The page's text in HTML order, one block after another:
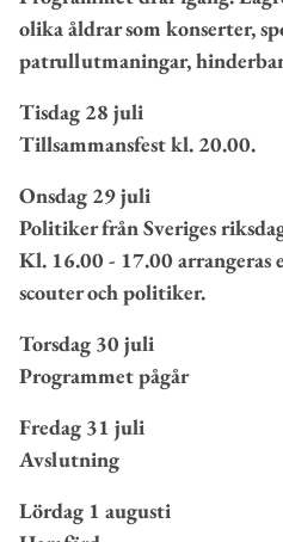
olika åldrar som konserter,
patrullutmaningar,
Tisdag 28 juli
Tillsammansfest kl. 20.00.
Onsdag 29 juli
Politiker från Sveriges
Kl. 16.00 - 17.00 arrangeras
scouter och politiker.
Torsdag 30 juli
Programmet pågår
Fredag 31 juli
Avslutning
Lördag 1 augusti